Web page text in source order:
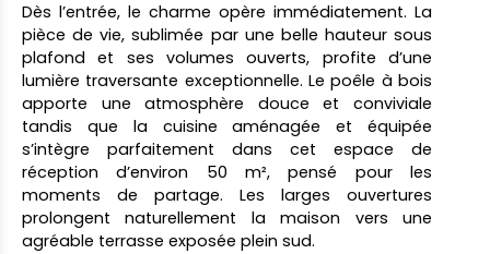
Dès l’entrée, le charme opère immédiatement. La
pièce de vie, sublimée par une belle hauteur sous
plafond et ses volumes ouverts, profite d’une
lumière traversante exceptionnelle. Le poêle à bois
apporte une atmosphère douce et conviviale
tandis que la cuisine aménagée et équipée
s’intègre parfaitement dans cet espace de
réception d’environ 50 m², pensé pour les
moments de partage. Les larges ouvertures
prolongent naturellement la maison vers une
agréable terrasse exposée plein sud.